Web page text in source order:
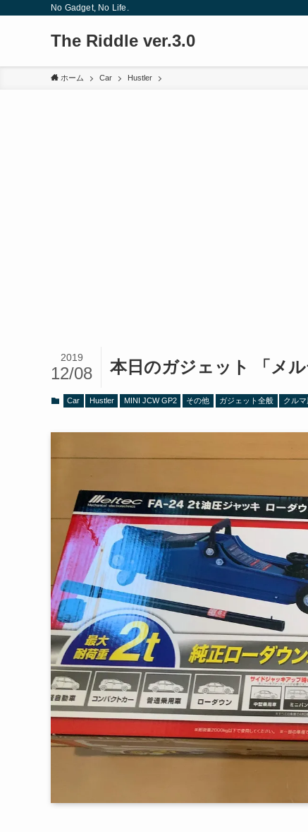
No Gadget, No Life.
The Riddle ver.3.0
ホーム Car Hustler
本日のガジェット 「メ
2019
12/08
Car Hustler MINI JCW GP2 その他 ガジェット全般 クル